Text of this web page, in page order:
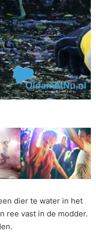
dier te water in het
ree vast in de modder.